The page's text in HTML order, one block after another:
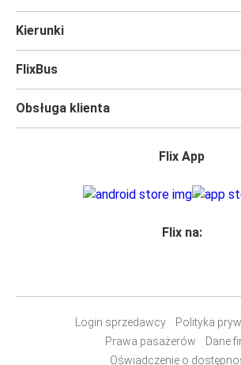
Kierunki
FlixBus
Obsługa klienta
Flix App
Flix na:
Login sprzedawcy
Polityka
Prawa pasażerów
Dane
Oświadczenie o